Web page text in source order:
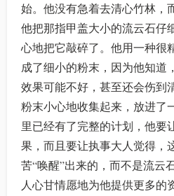
始。他没有急着去清心竹林，
他把那指甲盖大小的流云石仔
心地把它敲碎了。他用一种很
成了细小的粉末，因为他知道
效果可能不好，甚至还会伤到
粉末小心地收集起来，放进了
里已经有了完整的计划，他要
果，而且要让执事大人觉得，
苦“唤醒”出来的，而不是流云
人心甘情愿地为他提供更多的